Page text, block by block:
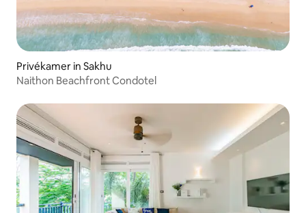
Privékamer in Sakhu
Naithon Beachfront Condotel